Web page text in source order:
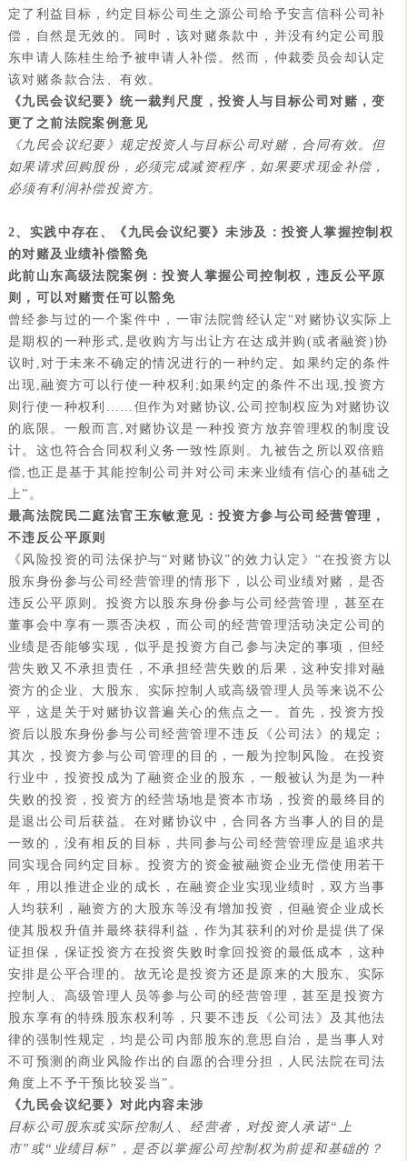
定了利益目标，约定目标公司生之源公司给予安言信科公司补
偿，自然是无效的。同时，该对赌条款中，并没有约定公司股
东申请人陈桂生给予被申请人补偿。然而，仲裁委员会却认定
该对赌条款合法、有效。
《九民会议纪要 》统一裁判尺度，投资人与目标公司对赌，变
更了之前法院案例意见
《九民会议纪要》规定投资人与目标公司对赌，合同有效。但
如果请求回购股份，必须完成减资程序，如果要求现金补偿，
必须有利润补偿投资方。
2、实践中存在、《九民会议纪要》未涉及：投资人掌握控制权
的对赌及业绩补偿豁免
此前山东高级法院案例：投资人掌握公司控制权，违反公平原
则，可以对赌责任可以豁免
曾经参与过的一个案件中，一审法院曾经认定“对赌协议实际上
是期权的一种形式,是收购方与出让方在达成并购(或者融资)协
议时,对于未来不确定的情况进行的一种约定。如果约定的条件
出现,融资方可以行使一种权利;如果约定的条件不出现,投资方
则行使一种权利……但作为对赌协议,公司控制权应为对赌协议
的底限。一般而言,对赌协议是一种投资方放弃管理权的制度设
计。这也符合合同权利义务一致性原则。九被告之所以双倍赔
偿,也正是基于其能控制公司并对公司未来业绩有信心的基础之
上”。
最高法院民二庭法官王东敏意见：投资方参与公司经营管理，
不违反公平原则
《风险投资的司法保护与“对赌协议”的效力认定》“在投资方以
股东身份参与公司经营管理的情形下，以公司业绩对赌，是否
违反公平原则。投资方以股东身份参与公司经营管理，甚至在
董事会中享有一票否决权，而公司的经营管理活动决定公司的
业绩是否能够实现，似乎是投资方自己参与决定的事项，但经
营失败又不承担责任，不承担经营失败的后果，这种安排对融
资方的企业、大股东、实际控制人或高级管理人员等来说不公
平，这是关于对赌协议普遍关心的焦点之一。首先，投资方投
资后以股东身份参与公司经营管理不违反《公司法》的规定；
其次，投资方参与公司管理的目的，一般为控制风险。在投资
行业中，投资投成为了融资企业的股东，一般被认为是为一种
失败的投资，投资方的经营场地是资本市场，投资的最终目的
是退出公司后获益。在对赌协议中，合同各方当事人的目的是
一致的，没有相反的目标，共同参与公司经营管理应是追求共
同实现合同约定目标。投资方的资金被融资企业无偿使用若干
年，用以推进企业的成长，在融资企业实现业绩时，双方当事
人均获利，融资方的大股东等没有增加投资，但融资企业成长
使其股权升值并最终获得利益，作为其获利的对价是提供了保
证担保，保证投资方在投资失败时拿回投资的最低成本，这种
安排是公平合理的。故无论是投资方还是原来的大股东、实际
控制人、高级管理人员等参与公司的经营管理，甚至是投资方
股东享有的特殊股东权利等，只要不违反《公司法》及其他法
律的强制性规定，均是公司内部股东的意思自治，是当事人对
不可预测的商业风险作出的自愿的合理分担，人民法院在司法
角度上不予干预比较妥当”。
《九民会议纪要 》对此内容未涉
目标公司股东或实际控制人、经营者，对投资人承诺“上
市”或“业绩目标”，是否以掌握公司控制权为前提和基础的？